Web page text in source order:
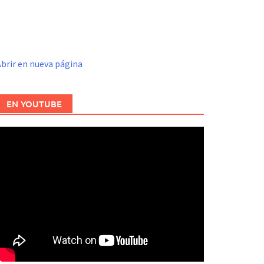
en nueva página
EN YOUTUBE